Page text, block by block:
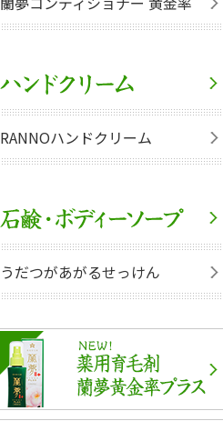
RANNOハンドクリーム
うだつがあがるせっけん